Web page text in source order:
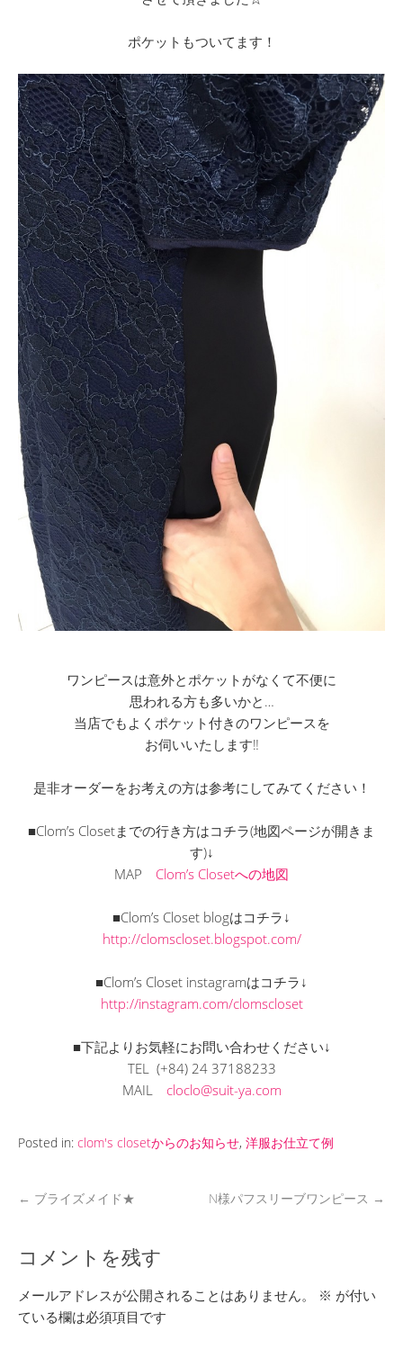
ポケットもついてます！
ワンピースは意外とポケットがなくて不便に
思われる方も多いかと…
当店でもよくポケット付きのワンピースを
お伺いいたします‼
是非オーダーをお考えの方は参考にしてみてください！
■Clom’s Closetまでの行き方はコチラ(地図ページが開きま
す)↓
MAP Clom’s Closetへの地図
■Clom’s Closet blogはコチラ↓
http://clomscloset.blogspot.com/
■Clom’s Closet instagramはコチラ↓
http://instagram.com/clomscloset
■下記よりお気軽にお問い合わせください↓
TEL (+84) 24 37188233
MAIL cloclo@suit-ya.com
Posted in: clom's closetからのお知らせ, 洋服お仕立て例
← ブライズメイド★ N様パフスリーブワンピース →
コメントを残す
メールアドレスが公開されることはありません。 ※ が付い
ている欄は必須項目です